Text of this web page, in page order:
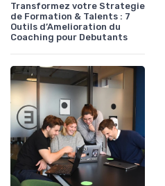
Transformez votre Strategie
de Formation & Talents : 7
Outils d’Amelioration du
Coaching pour Debutants